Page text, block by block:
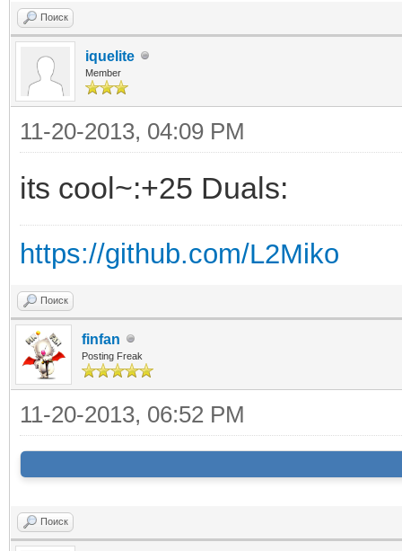
Поиск
iquelite
Member
11-20-2013, 04:09 PM
its cool~:+25 Duals:
https://github.com/L2Miko
Поиск
finfan
Posting Freak
11-20-2013, 06:52 PM
Поиск